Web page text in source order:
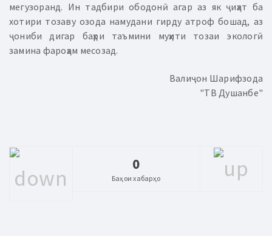
мегузоранд. Ин тадбири ободонӣ агар аз як ҷиҳат ба
хотири тозаву озода намудани гирду атроф бошад, аз
ҷониби дигар баҳри таъмини муҳити тозаи экологӣ
замина фароҳам месозад.
Валиҷон Шарифзода
"ТВ Душанбе"
0
Баҳои хабарҳо